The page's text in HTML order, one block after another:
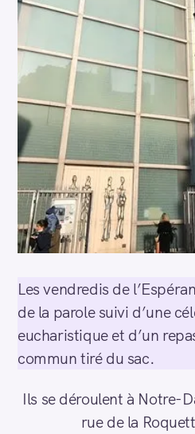
Les vendredis de
de la parole suivi d’une
eucharistique et d’un
commun tiré du sac.
Ils se déroulent à Notre-
rue de la